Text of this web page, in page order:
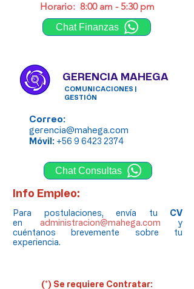
Horario: 8:00 am - 5:30 pm
Chat Finanzas
GERENCIA MAHEGA
COMUNICACIONES |
GESTIÓN
Correo:
gerencia@mahega.com
Móvil : +56 9 6423 2374
Chat Consultas
Info Empleo:
Para postulaciones, envía tu CV
en administracion@mahega.com
y
cuéntanos brevemente sobre tu
experiencia.
(*) Se requiere Contratar: